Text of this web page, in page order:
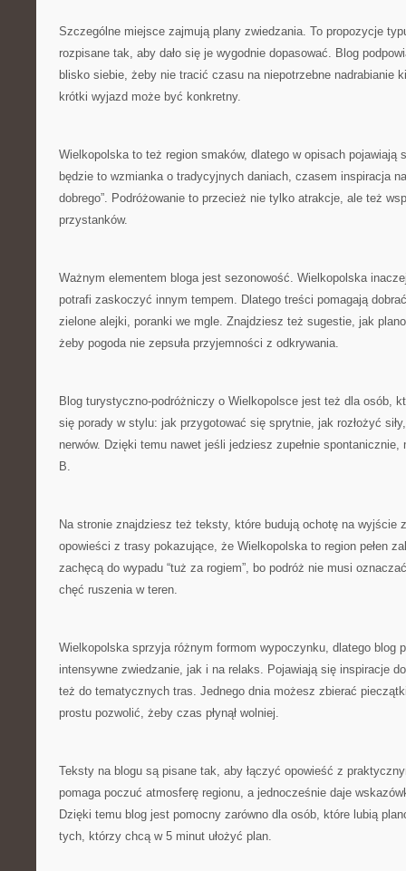
Szczególne miejsce zajmują plany zwiedzania. To propozycje
rozpisane tak, aby dało się je wygodnie dopasować. Blog
blisko siebie, żeby nie tracić czasu na niepotrzebne nadrabianie
krótki wyjazd może być konkretny.
Wielkopolska to też region smaków, dlatego w opisach pojawiają
będzie to wzmianka o tradycyjnych daniach, czasem inspiracja
dobrego”. Podróżowanie to przecież nie tylko atrakcje, ale też
przystanków.
Ważnym elementem bloga jest sezonowość. Wielkopolska
potrafi zaskoczyć innym tempem. Dlatego treści pomagają
zielone alejki, poranki we mgle. Znajdziesz też sugestie, jak
żeby pogoda nie zepsuła przyjemności z odkrywania.
Blog turystyczno-podróżniczy o Wielkopolsce jest też dla osób,
się porady w stylu: jak przygotować się sprytnie, jak rozłożyć
nerwów. Dzięki temu nawet jeśli jedziesz zupełnie
B.
Na stronie znajdziesz też teksty, które budują ochotę na wyjście
opowieści z trasy pokazujące, że Wielkopolska to region pełen
zachęcą do wypadu “tuż za rogiem”, bo podróż nie musi
chęć ruszenia w teren.
Wielkopolska sprzyja różnym formom wypoczynku, dlatego blog
intensywne zwiedzanie, jak i na relaks. Pojawiają się inspiracje
też do tematycznych tras. Jednego dnia możesz zbierać
prostu pozwolić, żeby czas płynął wolniej.
Teksty na blogu są pisane tak, aby łączyć opowieść z
pomaga poczuć atmosferę regionu, a jednocześnie daje
Dzięki temu blog jest pomocny zarówno dla osób, które lubią
tych, którzy chcą w 5 minut ułożyć plan.